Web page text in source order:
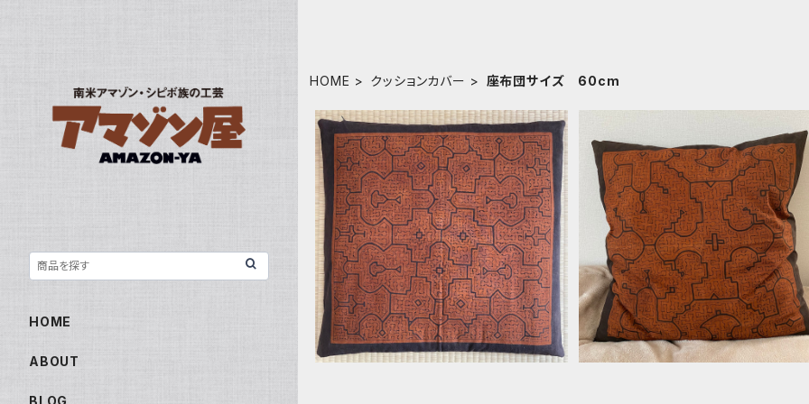
HOME クッションカバー 座布団サイズ 60cm
泥染め座布団カバー2 両面55x59c
m シピボ族の工芸布 先住民族の
布
¥12,000
泥染め座布団カバー 両面
cm 茶と焦げ茶の2種模様 ジャンボ
クッションカバー1 アマゾンの泥染
め シピボ族 天然染め
¥12,000
HOME
ABOUT
BLOG